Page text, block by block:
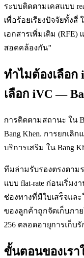
ระบบติดตามเคสแบบ
เพื่อร้อยเรียงปัจจัยทั้ง
เอกสารเพิ่มเติม (RFE)
สอดคล้องกัน"
ทำไมต้องเลือก
เลือก iVC —
การติดตามสถานะ ใน
Bang Khen. การยกเลิก
บริการเสริม ใน Bang
ทีมล่ามรับรองตรงตาม
แบบ flat-rate ก่อนเริ่ม
ช่องทางที่มีใบเสร็จแล
ของลูกค้าถูกจัดเก็บภาย
256 ตลอดอายุการเก็บรั
ขั้นตอนของเรา